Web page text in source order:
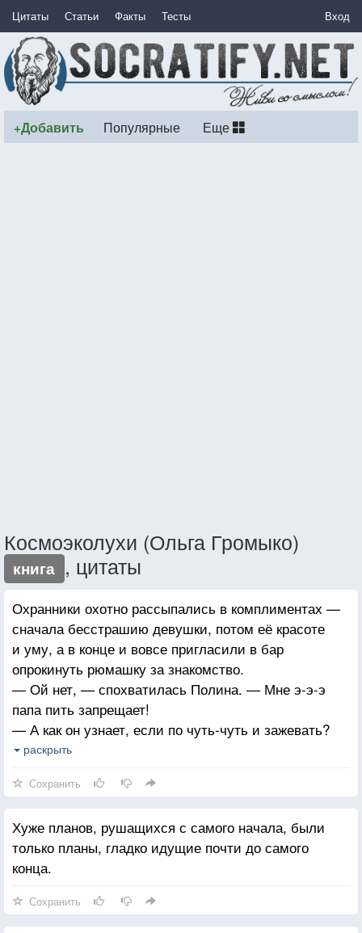
Цитаты Статьи Факты Тесты Вход
+Добавить Популярные Еще
Космоэколухи (Ольга Громыко)
книга , цитаты
Охранники охотно рассыпались в комплиментах —
сначала бесстрашию девушки, потом её красоте
и уму, а в конце и вовсе пригласили в бар
опрокинуть рюмашку за знакомство.
— Ой нет, — спохватилась Полина. — Мне э-э-э
папа пить запрещает!
— А как он узнает, если по чуть-чуть и зажевать?
— А он там уже пьёт, — смущенно призналась
раскрыть
Сохранить
Хуже планов, рушащихся с самого начала, были
только планы, гладко идущие почти до самого
конца.
Сохранить